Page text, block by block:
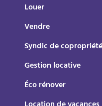
Louer
Vendre
Syndic de copropriété
Gestion locative
Éco rénover